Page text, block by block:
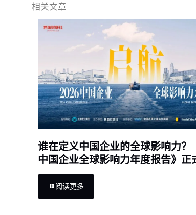
相关文章
谁在定义中国企业的全球影响力
中国企业全球影响力年度报告》正
阅读更多